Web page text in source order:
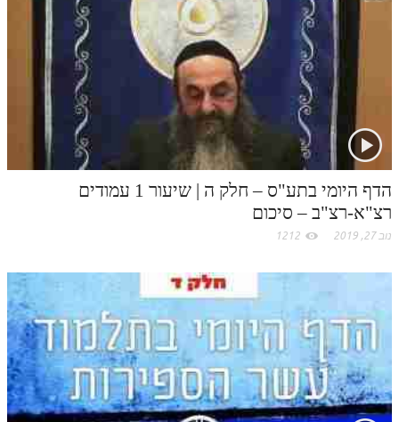
t
הדף היומי בתע"ס – חלק ה | שיעור 1 עמודים
רצ"א-רצ"ב – סיכום
נוב 27, 2019 1212